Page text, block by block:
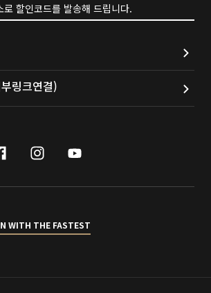
로 할인코드를 발송해 드립니다.
링크연결)
instagram
youtube
WITH THE FASTEST